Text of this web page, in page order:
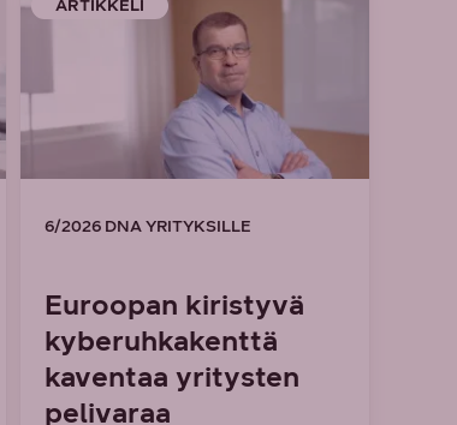
ARTIKKELI
6/2026 DNA YRITYKSILLE
Euroopan kiristyvä
kyberuhkakenttä
kaventaa yritysten
pelivaraa